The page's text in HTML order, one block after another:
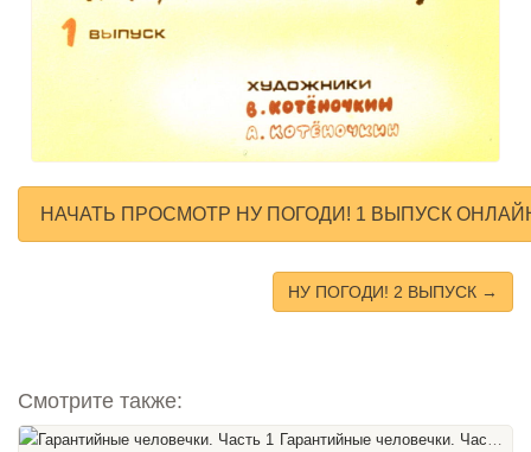
НАЧАТЬ ПРОСМОТР НУ ПОГОДИ! 1 ВЫПУСК
НУ ПОГОДИ! 2 ВЫПУСК →
Смотрите также:
Гарантийные человечки. Часть 1